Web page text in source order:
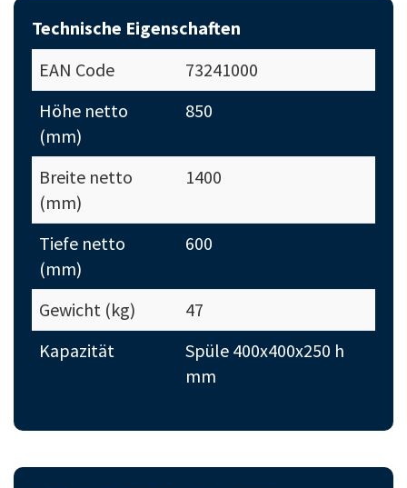
Technische Eigenschaften
EAN Code
73241000
Höhe netto
(mm)
850
Breite netto
(mm)
1400
Tiefe netto
(mm)
600
Gewicht (kg)
47
Kapazität
Spüle 400x400x250 h
mm